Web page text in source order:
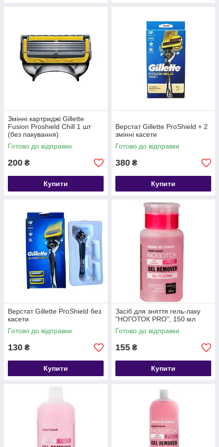
Змінні картриджі Gillette
Fusion Proshield Chill 1 шт
(без пакування)
Готово до відправки
200 ₴
Купити
Верстат Gillette ProShield + 2
змінні касети
Готово до відправки
380 ₴
Купити
Верстат Gillette ProShield без
касети
Готово до відправки
130 ₴
Купити
Засіб для зняття гель-лаку
"НОГОТОК PRO", 150 мл
Готово до відправки
155 ₴
Купити